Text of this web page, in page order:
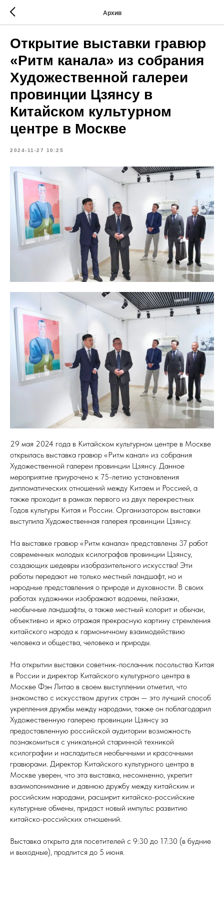
Архив
Открытие выставки гравюр
«Ритм канала» из собрания
Художественной галереи
провинции Цзянсу в
Китайском культурном
центре в Москве
2024-11-27 10:25
29 мая 2024 года в Китайском культурном центре в Москве
открылась выставка гравюр «Ритм канал» из собрания
Художественной галереи провинции Цзянсу. Данное
мероприятие приурочено к 75-летию установления
дипломатических отношений между Китаем и Россией, а
также проходит в рамках первого из двух перекрестных
Годов культуры Китая и России. Организатором выставки
выступила Художественная галерея провинции Цзянсу.
На выставке гравюр «Ритм канала» представлены 37 работ
современных молодых ксилографов провинции Цзянсу,
создающих шедевры изобразительного искусства! Эти
работы передают не только местный ландшафт, но и
народные представления о природе и духовности. В своих
работах художники изображают водоемы, пейзажи,
необычные ландшафты, а также местный колорит и обычаи,
объективно и ярко отражая прекрасную картину стремления
китайского народа к гармоничному взаимодействию
человека и общества, человека и природы.
На открытии выставки советник-посланник посольства Китая
в России и директор Китайского культурного центра в
Москве Фэн Литао в своем выступлении отметил, что
знакомство с искусством других стран — это лучший способ
укрепления дружбы между народами, также он поблагодарил
Художественную галерею провинции Цзянсу за
предоставленную российской аудитории возможность
познакомиться с уникальной старинной техникой
ксилографии и насладиться необычными и красочными
гравюрами. Директор Китайского культурного центра в
Москве уверен, что эта выставка, несомненно, укрепит
взаимопонимание и давнюю дружбу между китайским и
российским народами, расширит китайско-российские
культурные обмены, придаст новый импульс развитию
китайско-российских отношений.
Выставка открыта для посетителей с 9:30 до 17:30 (в будние
и выходные), продлится до 5 июня.